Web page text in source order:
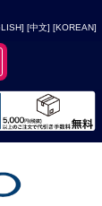
[中文] [KOREAN]